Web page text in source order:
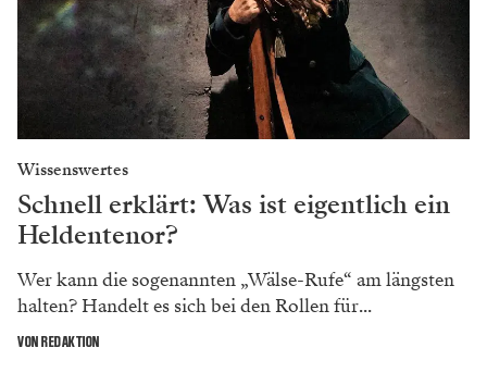
Wissenswertes
Schnell erklärt: Was ist eigentlich ein
Heldentenor?
Wer kann die sogenannten „Wälse-Rufe“ am längsten
halten? Handelt es sich bei den Rollen für...
VON REDAKTION